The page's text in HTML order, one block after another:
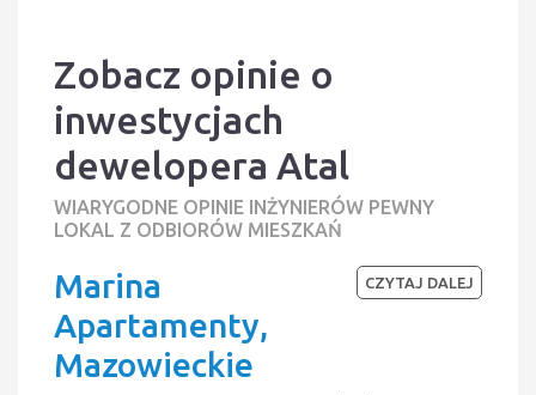
Zobacz opinie o
inwestycjach
dewelopera Atal
WIARYGODNE OPINIE INŻYNIERÓW PEWNY
LOKAL Z ODBIORÓW MIESZKAŃ
Marina
Apartamenty,
Mazowieckie
CZYTAJ DALEJ